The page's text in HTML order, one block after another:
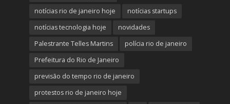
notícias rio de janeiro hoje
notícias startups
notícias tecnologia hoje
novidades
Palestrante Telles Martins
polícia rio de janeiro
Prefeitura do Rio de Janeiro
previsão do tempo rio de janeiro
protestos rio de janeiro hoje